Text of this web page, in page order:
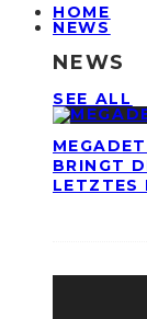
HOME
NEWS
NEWS
SEE ALL
BRINGT
LETZTES